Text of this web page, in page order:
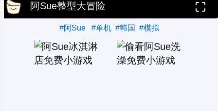
阿Sue整型大冒险
#阿Sue #单机 #韩国 #模拟